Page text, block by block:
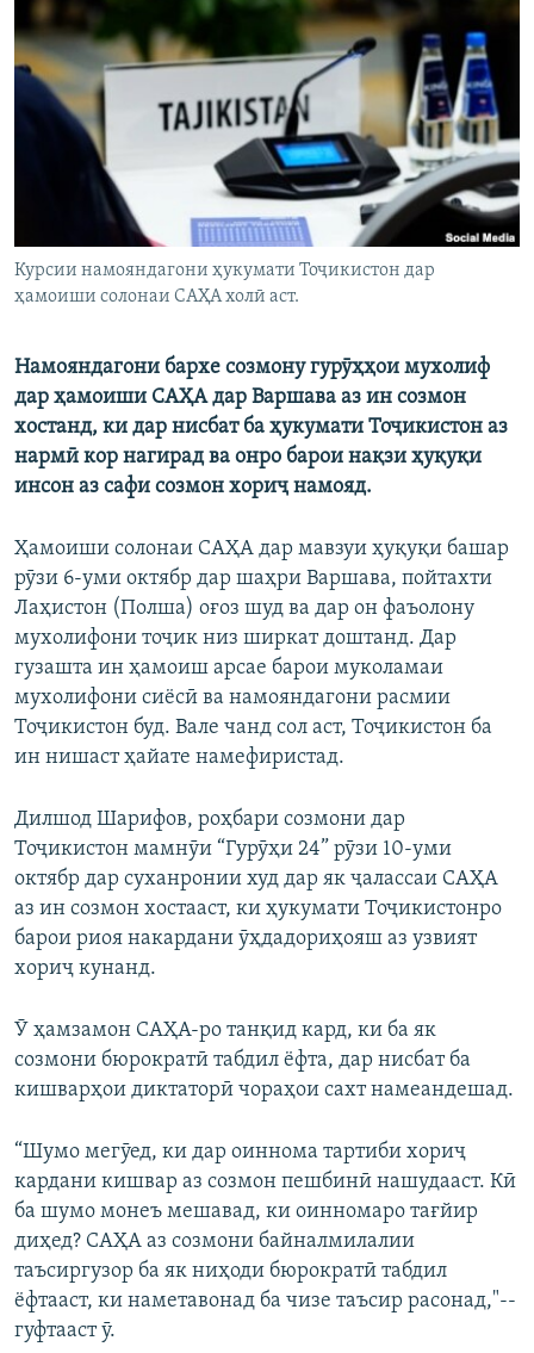
ГУЗОРИШҲОИ РАДИОӢ
Русский
ПАЙГИРӢ КУНЕД
Ҳамаи сомонаҳои RFE/RL
Курсии намояндагони ҳукумати Тоҷикистон дар
ҳамоиши солонаи САҲА холӣ аст.
Намояндагони бархе созмону гурӯҳҳои мухолиф
дар ҳамоиши САҲА дар Варшава аз ин созмон
хостанд, ки дар нисбат ба ҳукумати Тоҷикистон аз
нармӣ кор нагирад ва онро барои нақзи ҳуқуқи
инсон аз сафи созмон хориҷ намояд.
Ҳамоиши солонаи САҲА дар мавзуи ҳуқуқи башар
рӯзи 6-уми октябр дар шаҳри Варшава, пойтахти
Лаҳистон (Полша) оғоз шуд ва дар он фаъолону
мухолифони тоҷик низ ширкат доштанд. Дар
гузашта ин ҳамоиш арсае барои муколамаи
мухолифони сиёсӣ ва намояндагони расмии
Тоҷикистон буд. Вале чанд сол аст, Тоҷикистон ба
ин нишаст ҳайате намефиристад.
Дилшод Шарифов, роҳбари созмони дар
Тоҷикистон мамнӯи “Гурӯҳи 24” рӯзи 10-уми
октябр дар суханронии худ дар як ҷалассаи САҲА
аз ин созмон хостааст, ки ҳукумати Тоҷикистонро
барои риоя накардани ӯҳдадориҳояш аз узвият
хориҷ кунанд.
Ӯ ҳамзамон САҲА-ро танқид кард, ки ба як
созмони бюрократӣ табдил ёфта, дар нисбат ба
кишварҳои диктаторӣ чораҳои сахт намеандешад.
“Шумо мегӯед, ки дар оиннома тартиби хориҷ
кардани кишвар аз созмон пешбинӣ нашудааст. Кӣ
ба шумо монеъ мешавад, ки оинномаро тағйир
диҳед? САҲА аз созмони байналмилалии
таъсиргузор ба як ниҳоди бюрократӣ табдил
ёфтааст, ки наметавонад ба чизе таъсир расонад,"--
гуфтааст ӯ.